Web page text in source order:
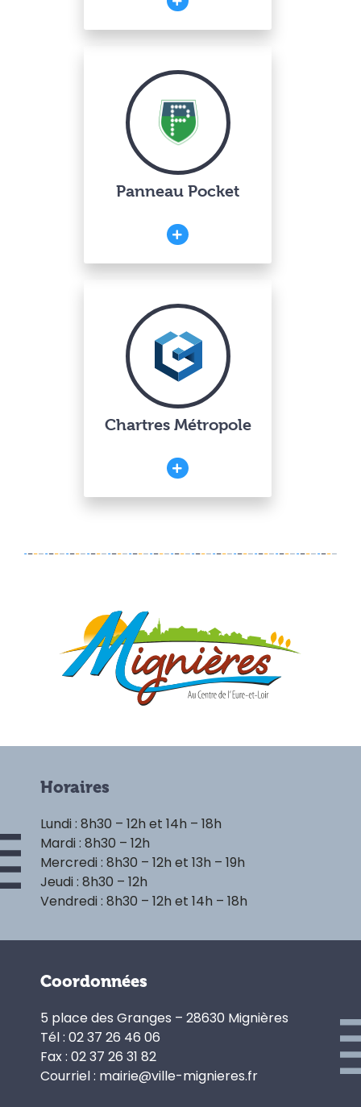
Panneau Pocket
Chartres Métropole
Horaires
Lundi : 8h30 – 12h et 14h – 18h
Mardi : 8h30 – 12h
Mercredi : 8h30 – 12h et 13h – 19h
Jeudi : 8h30 – 12h
Vendredi : 8h30 – 12h et 14h – 18h
Coordonnées
5 place des Granges – 28630 Mignières
Tél : 02 37 26 46 06
Fax : 02 37 26 31 82
Courriel : mairie@ville-mignieres.fr